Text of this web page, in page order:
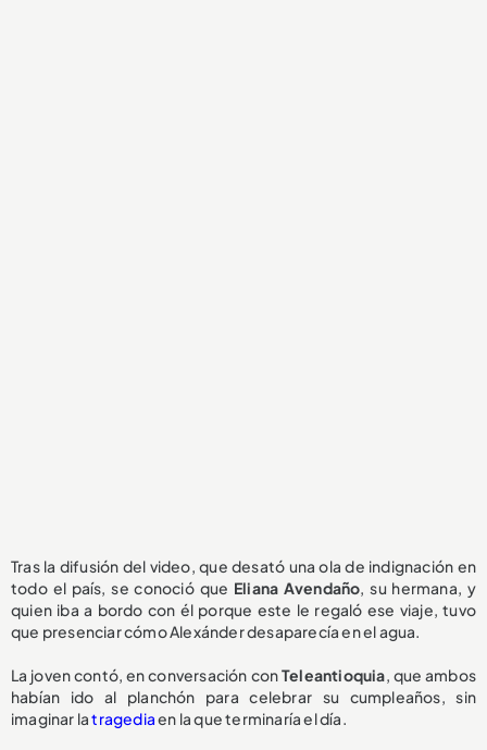
Tras la difusión del video, que desató una ola de indignación en
todo el país, se conoció que Eliana Avendaño, su hermana, y
quien iba a bordo con él porque este le regaló ese viaje, tuvo
que presenciar cómo Alexánder desaparecía en el agua.
La joven contó, en conversación conTeleantioquia, que ambos
habían ido al planchón para celebrar su cumpleaños, sin
imaginar latragediaen la que terminaría el día.